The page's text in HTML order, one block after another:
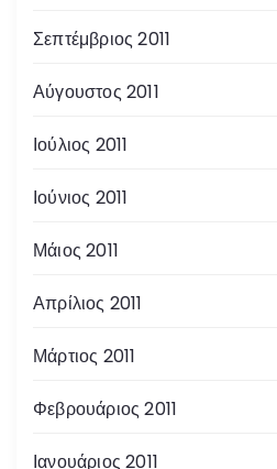
Σεπτέμβριος 2011
Αύγουστος 2011
Ιούλιος 2011
Ιούνιος 2011
Μάιος 2011
Απρίλιος 2011
Μάρτιος 2011
Φεβρουάριος 2011
Ιανουάριος 2011